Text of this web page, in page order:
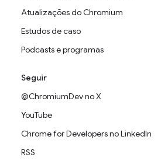
Atualizações do Chromium
Estudos de caso
Podcasts e programas
Seguir
@ChromiumDev no X
YouTube
Chrome for Developers no LinkedIn
RSS